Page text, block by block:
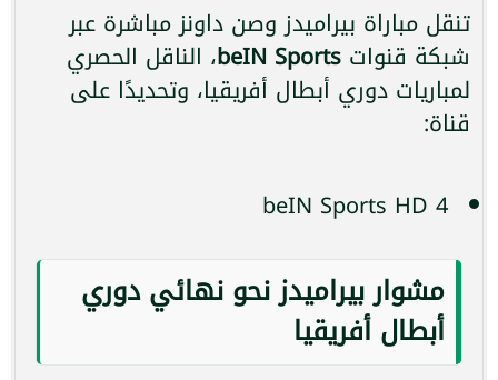
تنقل مباراة بيراميدز وصن داونز مباشرة عبر
شبكة قنوات beIN Sports، الناقل الحصري
لمباريات دوري أبطال أفريقيا، وتحديدًا على
قناة:
beIN Sports HD 4
مشوار بيراميدز نحو نهائي دوري
أبطال أفريقيا